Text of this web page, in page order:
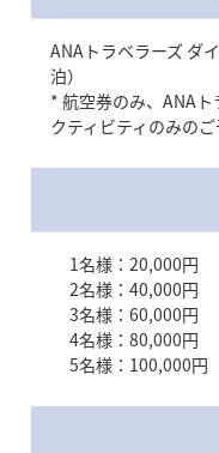
ANAトラベラーズ ダ
泊）
* 航空券のみ、ANA
クティビティのみの
1名様：20,000円
2名様：40,000円
3名様：60,000円
4名様：80,000円
5名様：100,000円